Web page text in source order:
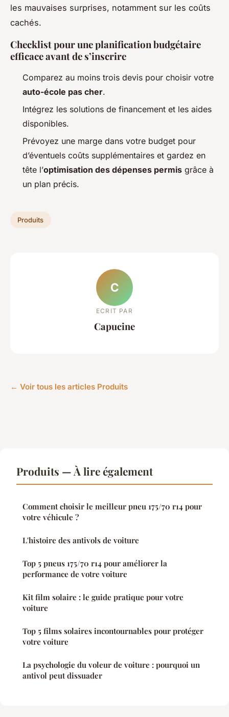
les mauvaises surprises, notamment sur les coûts
cachés.
Checklist pour une planification budgétaire
efficace avant de s’inscrire
Comparez au moins trois devis pour choisir votre
auto-école pas cher.
Intégrez les solutions de financement et les aides
disponibles.
Prévoyez une marge dans votre budget pour
d’éventuels coûts supplémentaires et gardez en
tête l’optimisation des dépenses permis grâce à
un plan précis.
Produits
C
ECRIT PAR
Capucine
← Voir tous les articles Produits
Produits — À lire également
Comment choisir le meilleur pneu 175/70 r14 pour
votre véhicule ?
L'histoire des antivols de voiture
Top 5 pneus 175/70 r14 pour améliorer la
performance de votre voiture
Kit film solaire : le guide pratique pour votre
voiture
Top 5 films solaires incontournables pour protéger
votre voiture
La psychologie du voleur de voiture : pourquoi un
antivol peut dissuader